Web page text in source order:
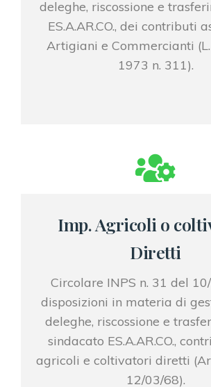
deleghe, riscossione e
ES.A.AR.CO., dei contributi
Artigiani e Commercianti
1973 n. 311).
Imp. Agricoli o
Diretti
Circolare INPS n. 31 del
disposizioni in materia di
deleghe, riscossione e
sindacato ES.A.AR.CO.,
agricoli e coltivatori diretti
12/03/68).